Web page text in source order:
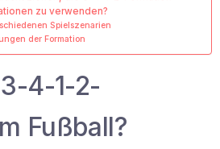
zu verwenden?
Spielszenarien
der Formation
4-1-2-
Fußball?